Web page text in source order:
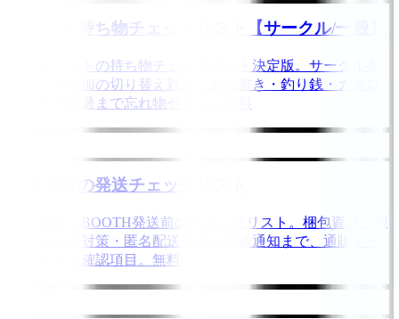
イベント持ち物チェックリスト【サークル/一般】
同人イベントの持ち物チェックリスト決定版。サークル参
加・一般参加の切り替え対応。お品書き・釣り銭・カタロ
グ・防寒防暑まで忘れ物ゼロに。無料
同人通販の発送チェックリスト
自家通販・BOOTH発送前のチェックリスト。梱包資材・宛
名・水濡れ対策・匿名配送設定・発送通知まで、通販トラ
ブルを防ぐ確認項目。無料